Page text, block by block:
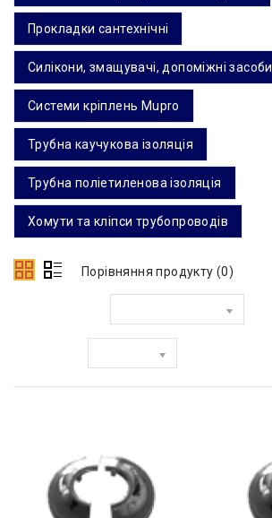
Прокладки сантехнічні
Силікони, змащувачі, допоміжні засоби
Системи кріплень Mupro
Трубна каучукова ізоляція
Трубна поліетиленова ізоляція
Хомути та кліпси трубопроводів
Порівняння продукту (0)